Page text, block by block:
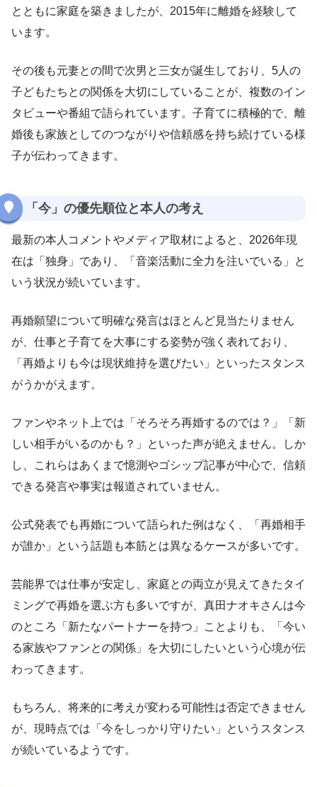
とともに家庭を築きましたが、2015年に離婚を経験して
います。
その後も元妻との間で次男と三女が誕生しており、5人の
子どもたちとの関係を大切にしていることが、複数のイン
タビューや番組で語られています。子育てに積極的で、離
婚後も家族としてのつながりや信頼感を持ち続けている様
子が伝わってきます。
「今」の優先順位と本人の考え
最新の本人コメントやメディア取材によると、2026年現
在は「独身」であり、「音楽活動に全力を注いでいる」と
いう状況が続いています。
再婚願望について明確な発言はほとんど見当たりません
が、仕事と子育てを大事にする姿勢が強く表れており、
「再婚よりも今は現状維持を選びたい」といったスタンス
がうかがえます。
ファンやネット上では「そろそろ再婚するのでは？」「新
しい相手がいるのかも？」といった声が絶えません。しか
し、これらはあくまで憶測やゴシップ記事が中心で、信頼
できる発言や事実は報道されていません。
公式発表でも再婚について語られた例はなく、「再婚相手
が誰か」という話題も本筋とは異なるケースが多いです。
芸能界では仕事が安定し、家庭との両立が見えてきたタイ
ミングで再婚を選ぶ方も多いですが、真田ナオキさんは今
のところ「新たなパートナーを持つ」ことよりも、「今い
る家族やファンとの関係」を大切にしたいという心境が伝
わってきます。
もちろん、将来的に考えが変わる可能性は否定できません
が、現時点では「今をしっかり守りたい」というスタンス
が続いているようです。